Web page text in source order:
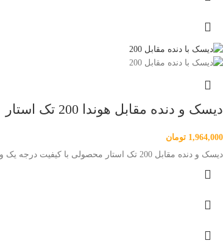
دیسک و دنده مقابل هوندا 200 تک استار
1,964,000 تومان
دیسک و دنده مقابل 200 تک استار محصولی با کیفیت درجه یک و با ضمانت فروشگاه میباشد و تحت لیسانس فوجی ژاپن تولید گردیده است هوندا پارت مرکزی فقیه